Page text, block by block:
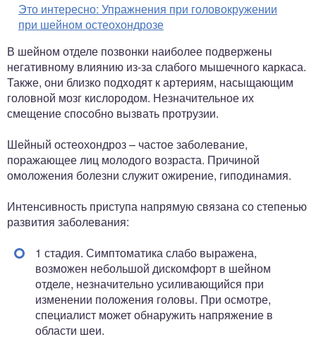
Это интересно: Упражнения при головокружении
при шейном остеохондрозе
В шейном отделе позвонки наиболее подвержены
негативному влиянию из-за слабого мышечного каркаса.
Также, они близко подходят к артериям, насыщающим
головной мозг кислородом. Незначительное их
смещение способно вызвать протрузии.
Шейный остеохондроз – частое заболевание,
поражающее лиц молодого возраста. Причиной
омоложения болезни служит ожирение, гиподинамия.
Интенсивность приступа напрямую связана со степенью
развития заболевания:
1 стадия. Симптоматика слабо выражена,
возможен небольшой дискомфорт в шейном
отделе, незначительно усиливающийся при
изменении положения головы. При осмотре,
специалист может обнаружить напряжение в
области шеи.